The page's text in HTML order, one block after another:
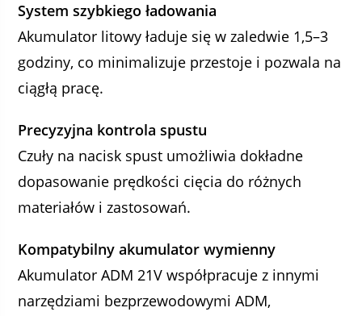
System szybkiego ładowania
Akumulator litowy ładuje się w zaledwie 1,5–3
godziny, co minimalizuje przestoje i pozwala na
ciągłą pracę.
Precyzyjna kontrola spustu
Czuły na nacisk spust umożliwia dokładne
dopasowanie prędkości cięcia do różnych
materiałów i zastosowań.
Kompatybilny akumulator wymienny
Akumulator ADM 21V współpracuje z innymi
narzędziami bezprzewodowymi ADM,